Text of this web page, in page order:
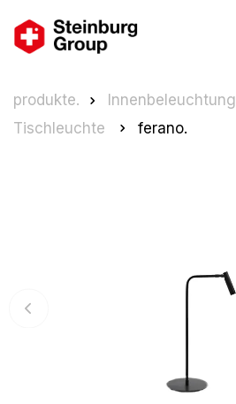
produkte.
Innenbeleuchtung
Tischleuchte
ferano.